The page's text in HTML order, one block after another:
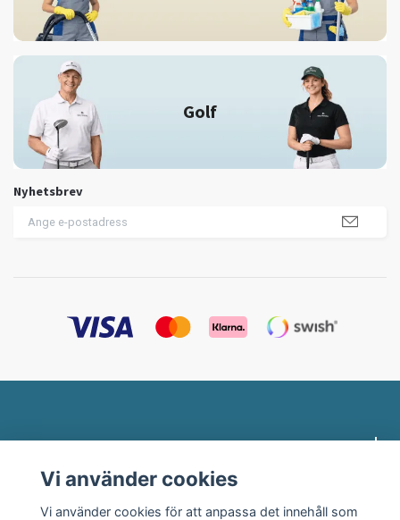
Golf
Nyhetsbrev
Vi använder cookies
Vi använder cookies för att anpassa det innehåll som